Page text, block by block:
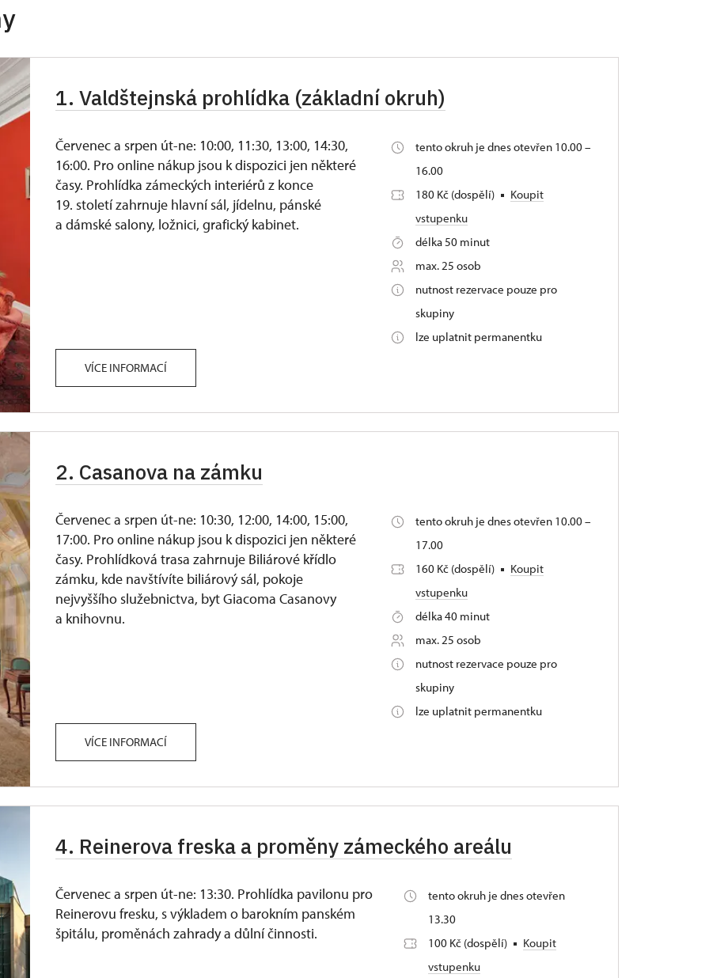
držitel)
zdarma
zdarma
1. Valdštejnská prohlídka (základní okruh)
Červenec a srpen út-ne: 10:00, 11:30, 13:00, 14:30,
16:00. Pro online nákup jsou k dispozici jen některé
časy. Prohlídka zámeckých interiérů z konce
19. století zahrnuje hlavní sál, jídelnu, pánské
a dámské salony, ložnici, grafický kabinet.
tento okruh je dnes otevřen 10.00 –
16.00
180 Kč (dospělí)
Koupit
vstupenku
délka 50 minut
max. 25 osob
nutnost rezervace pouze pro
skupiny
lze uplatnit permanentku
VÍCE INFORMACÍ
2. Casanova na zámku
Červenec a srpen út-ne: 10:30, 12:00, 14:00, 15:00,
17:00. Pro online nákup jsou k dispozici jen některé
časy. Prohlídková trasa zahrnuje Biliárové křídlo
zámku, kde navštívíte biliárový sál, pokoje
nejvyššího služebnictva, byt Giacoma Casanovy
a knihovnu.
tento okruh je dnes otevřen 10.00 –
17.00
160 Kč (dospělí)
Koupit
vstupenku
délka 40 minut
max. 25 osob
nutnost rezervace pouze pro
skupiny
lze uplatnit permanentku
VÍCE INFORMACÍ
4. Reinerova freska a proměny zámeckého areálu
Červenec a srpen út-ne: 13:30. Prohlídka pavilonu pro
Reinerovu fresku, s výkladem o barokním panském
špitálu, proměnách zahrady a důlní činnosti.
tento okruh je dnes otevřen
13.30
100 Kč (dospělí)
Koupit
vstupenku